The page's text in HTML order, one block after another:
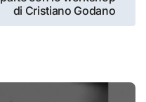
di Cristiano Godano